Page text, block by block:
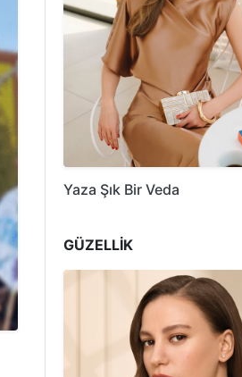
Yaza Şık Bir Veda
GÜZELLİK